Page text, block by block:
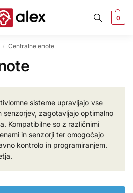
0
/ Centralne enote
sisteme upravljajo vse
senzorjev, zagotavljajo optimalno
Kompatibilne so z različnimi
in senzorji ter omogočajo
kontrolo in programiranjem.